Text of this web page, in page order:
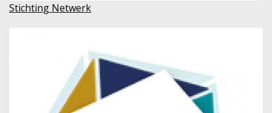
Stichting Netwerk